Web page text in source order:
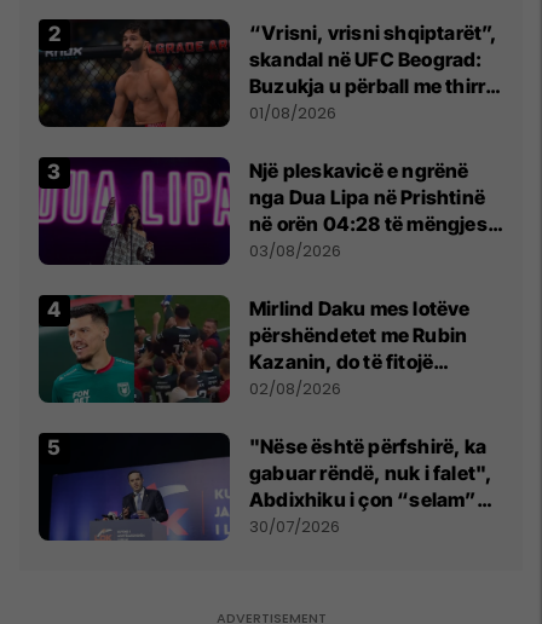
“Vrisni, vrisni shqiptarët”,
skandal në UFC Beograd:
Buzukja u përball me thirrje
anti-shqiptare nga
01/08/2026
Një pleskavicë e ngrënë
nga Dua Lipa në Prishtinë
në orën 04:28 të mëngjesit
- dhe bota digjitale serbe
03/08/2026
Mirlind Daku mes lotëve
përshëndetet me Rubin
Kazanin, do të fitojë
miliona te Spartak Moska
02/08/2026
"Nëse është përfshirë, ka
gabuar rëndë, nuk i falet",
Abdixhiku i çon “selam”
Përparim Ramës
30/07/2026